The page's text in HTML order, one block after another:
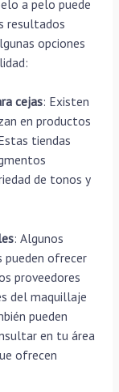
a pelo puede
resultados
opciones
cejas: Existen
en productos
tiendas
de tonos y
: Algunos
pueden ofrecer
proveedores
del maquillaje
pueden
en tu área
ofrecen